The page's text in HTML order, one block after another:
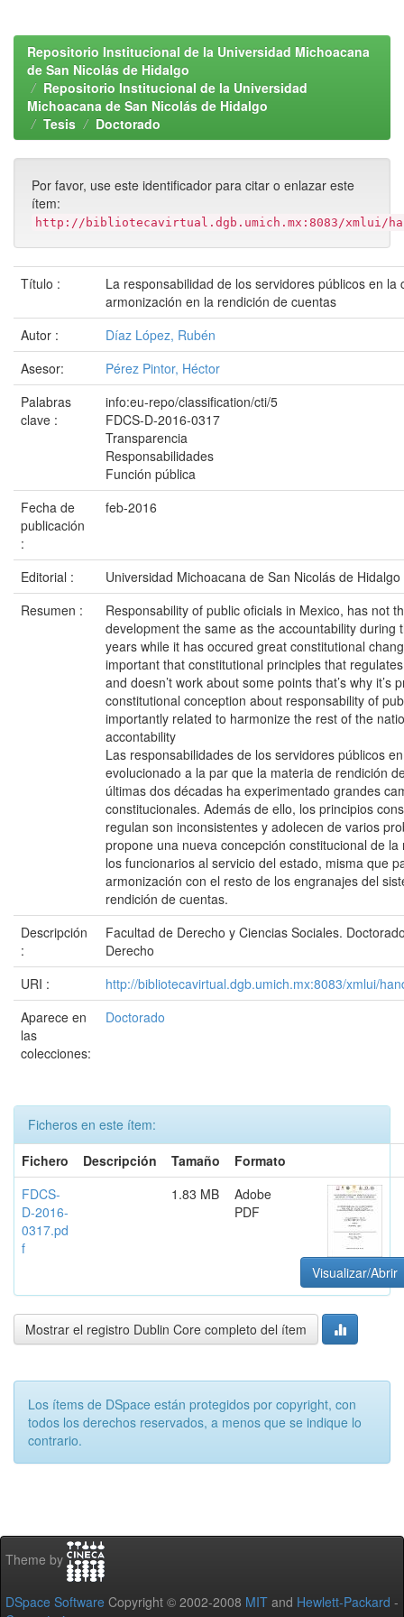
Repositorio Institucional de la Universidad Michoacana
de San Nicolás de Hidalgo
Repositorio Institucional de la Universidad
Michoacana de San Nicolás de Hidalgo
Tesis
Doctorado
Por favor, use este identificador para citar o enlazar este
ítem:
http://bibliotecavirtual.dgb.umich.mx:8083/xmlui/
Título :
La responsabilidad de los servidores públicos en la
armonización en la rendición de cuentas
Autor :
Díaz López, Rubén
Asesor:
Pérez Pintor, Héctor
Palabras
clave :
info:eu-repo/classification/cti/5
FDCS-D-2016-0317
Transparencia
Responsabilidades
Función pública
Fecha de
publicación
:
feb-2016
Editorial :
Universidad Michoacana de San Nicolás de Hidalgo
Resumen :
Responsability of public oficials in Mexico, has not
development the same as the accountability during
years while it has occured great constitutional
important that constitutional principles that
and doesn’t work about some points that’s why it’s
constitutional conception about responsability of
importantly related to harmonize the rest of the
accontability
Las responsabilidades de los servidores públicos
evolucionado a la par que la materia de rendición
últimas dos décadas ha experimentado grandes
constitucionales. Además de ello, los principios
regulan son inconsistentes y adolecen de varios
propone una nueva concepción constitucional de
los funcionarios al servicio del estado, misma que
armonización con el resto de los engranajes del
rendición de cuentas.
Descripción
:
Facultad de Derecho y Ciencias Sociales.
Derecho
URI :
http://bibliotecavirtual.dgb.umich.mx:8083/xmlui/
Aparece en
las
colecciones:
Doctorado
Ficheros en este ítem:
Fichero
Descripción Tamaño
Formato
FDCS-
D-2016-
0317.pd
f
1.83 MB
Adobe
PDF
Visualizar/Abrir
Mostrar el registro Dublin Core completo del ítem
Los ítems de DSpace están protegidos por copyright, con
todos los derechos reservados, a menos que se indique lo
contrario.
Theme by
DSpace Software Copyright © 2002-2008 MIT and Hewlett-Packard -